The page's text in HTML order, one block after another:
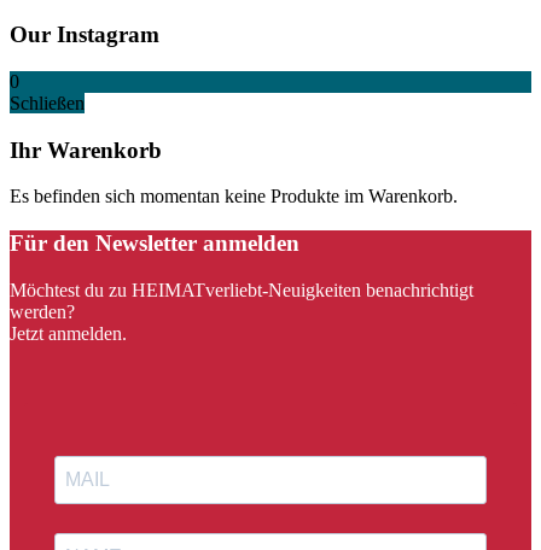
Our Instagram
0
Schließen
Ihr Warenkorb
Es befinden sich momentan keine Produkte im Warenkorb.
Für den Newsletter anmelden
Möchtest du zu HEIMATverliebt-Neuigkeiten benachrichtigt
werden?
Jetzt anmelden.